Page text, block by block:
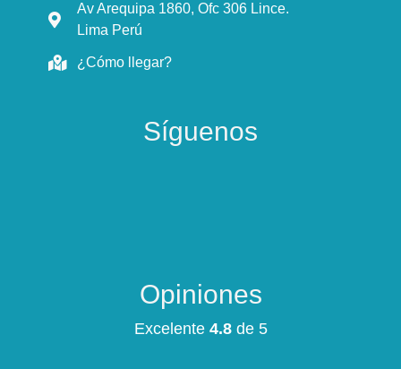
Av Arequipa 1860, Ofc 306 Lince.
Lima Perú
¿Cómo llegar?
Síguenos
Opiniones
Excelente 4.8de 5